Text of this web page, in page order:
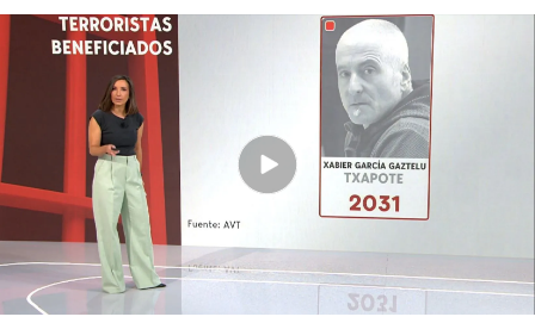
Algunos de los presos de ETA que se beneficiarán de la rebaja de las penas
de cárcel
PUEDE INTERESARTE
La Audiencia de Madrid rechaza cerrar el caso
Begoña Gómez pero excluye el rescate de Air
Europa
El Gobierno se muestra contundente y
resalta que no cambiará de decisión